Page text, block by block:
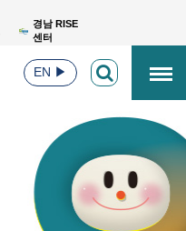
경남 RISE
센터
EN ▶